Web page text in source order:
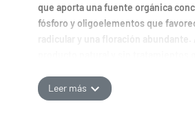
que aporta una fuente orgánica
fósforo y oligoelementos que
radicular y una floración abundante.
biológica del suelo y ayuda a
de las plantas frente a enfermedades.
Leer más expand_more